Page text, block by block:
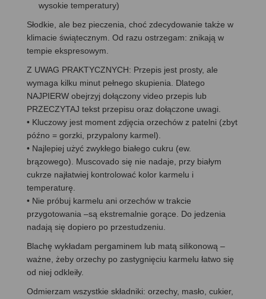
wysokie temperatury)
Słodkie, ale bez pieczenia, choć zdecydowanie także w
klimacie świątecznym. Od razu ostrzegam: znikają w
tempie ekspresowym.
Z UWAG PRAKTYCZNYCH: Przepis jest prosty, ale
wymaga kilku minut pełnego skupienia. Dlatego
NAJPIERW obejrzyj dołączony video przepis lub
PRZECZYTAJ tekst przepisu oraz dołączone uwagi.
• Kluczowy jest moment zdjęcia orzechów z patelni (zbyt
późno = gorzki, przypalony karmel).
• Najlepiej użyć zwykłego białego cukru (ew.
brązowego). Muscovado się nie nadaje, przy białym
cukrze najłatwiej kontrolować kolor karmelu i
temperaturę.
• Nie próbuj karmelu ani orzechów w trakcie
przygotowania –są ekstremalnie gorące. Do jedzenia
nadają się dopiero po przestudzeniu.
Blachę wykładam pergaminem lub matą silikonową –
ważne, żeby orzechy po zastygnięciu karmelu łatwo się
od niej odkleiły.
Odmierzam wszystkie składniki: orzechy, masło, cukier,